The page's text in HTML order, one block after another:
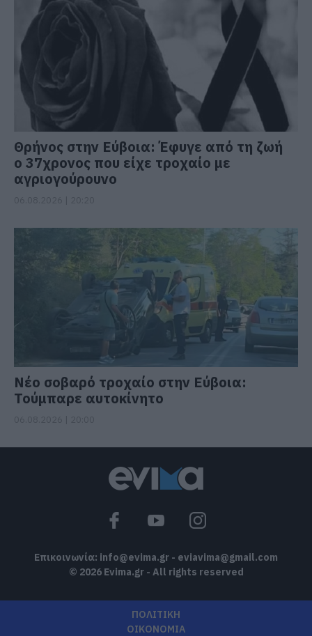
Θρήνος στην Εύβοια: Έφυγε από τη ζωή
ο 37χρονος που είχε τροχαίο με
αγριογούρουνο
Νέο σοβαρό τροχαίο στην Εύβοια:
Τούμπαρε αυτοκίνητο
Επικοινωνία: info@evima.gr - eviavima@gmail.com
© 2026 Evima.gr - All rights reserved
ΠΟΛΙΤΙΚΗ
ΟΙΚΟΝΟΜΙΑ